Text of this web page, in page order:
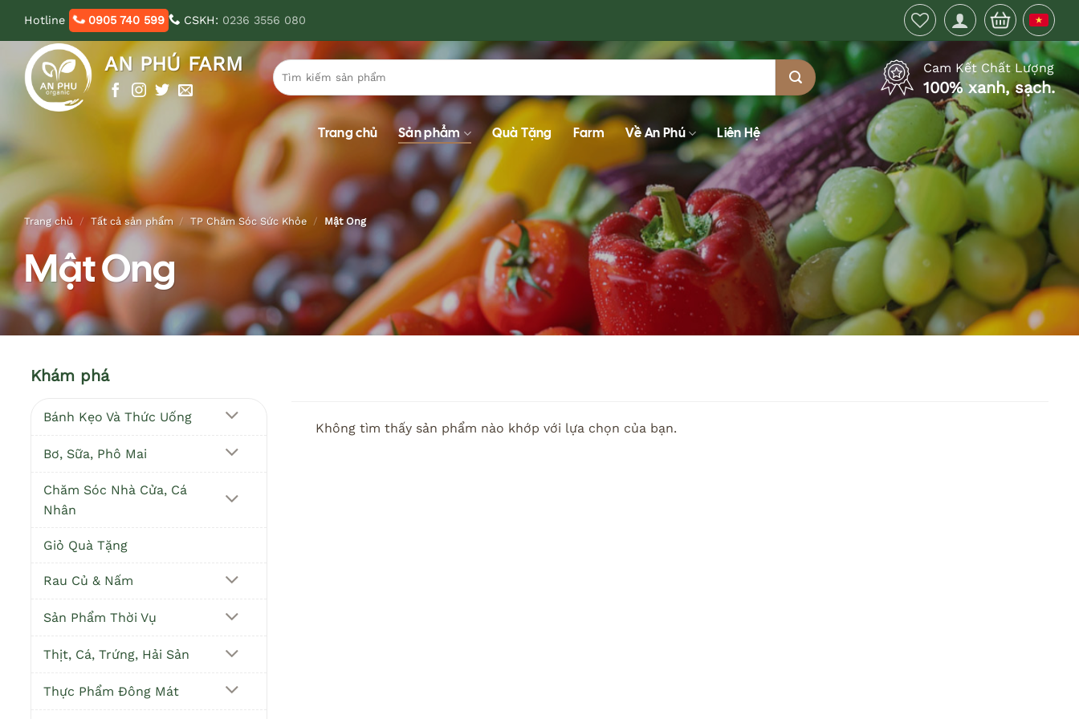
dung
Hotline 0905 740 599 CSKH: 0236 3556 080
AN PHÚ FARM
Tìm
kiếm:
Cam Kết Chất Lượng
100% xanh, sạch.
Trang chủ Sản phẩm Quà Tặng Farm Về An Phú Liên Hệ
Trang chủ / Tất cả sản phẩm / TP Chăm Sóc Sức Khỏe / Mật Ong
Mật Ong
Khám phá
Bánh Kẹo Và Thức Uống
Bơ, Sữa, Phô Mai
Chăm Sóc Nhà Cửa, Cá
Nhân
Giỏ Quà Tặng
Rau Củ & Nấm
Sản Phẩm Thời Vụ
Thịt, Cá, Trứng, Hải Sản
Thực Phẩm Đông Mát
Không tìm thấy sản phẩm nào khớp với lựa chọn của bạn.